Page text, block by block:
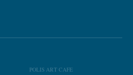
POLIS ART CAFE